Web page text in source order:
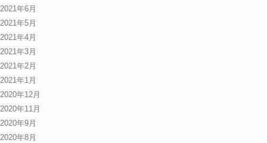
2021年6月
2021年5月
2021年4月
2021年3月
2021年2月
2021年1月
2020年12月
2020年11月
2020年9月
2020年8月